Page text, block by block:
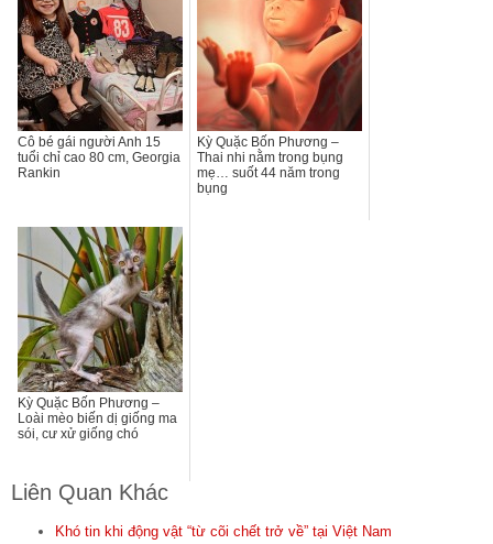
Cô bé gái người Anh 15
tuổi chỉ cao 80 cm, Georgia
Rankin
Kỳ Quặc Bốn Phương –
Thai nhi nằm trong bụng
mẹ… suốt 44 năm trong
bụng
Kỳ Quặc Bốn Phương –
Loài mèo biến dị giống ma
sói, cư xử giống chó
Liên Quan Khác
Khó tin khi động vật “từ cõi chết trở về” tại Việt Nam